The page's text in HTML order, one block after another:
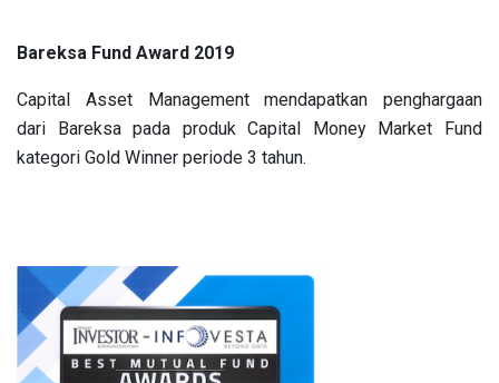
Bareksa Fund Award 2019
Capital Asset Management mendapatkan penghargaan
dari Bareksa pada produk Capital Money Market Fund
kategori Gold Winner periode 3 tahun.